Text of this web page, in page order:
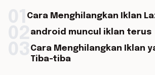
Cara Menghilangkan Iklan
android muncul iklan terus
Cara Menghilangkan Iklan
Tiba-tiba